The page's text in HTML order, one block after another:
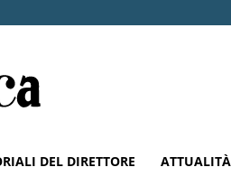
DEL DIRETTORE ATTUALITÀ